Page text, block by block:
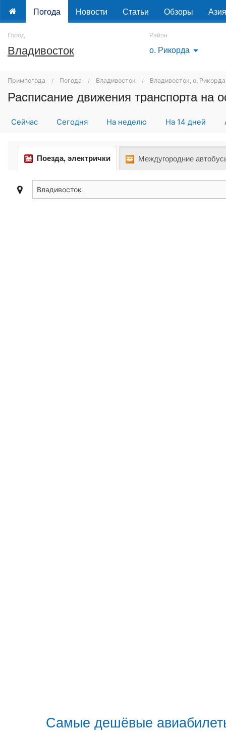
Погода Новости Статьи Обзоры Азия
Город
Владивосток
Район
о. Рикорда arrow_drop_down
Примпогода Погода Владивосток Владивосток, о. Рикорда
Расписание движения транспорта на
Сейчас Сегодня На неделю На 14 дней
Поезда, электрички Междугородние
Самые дешёвые